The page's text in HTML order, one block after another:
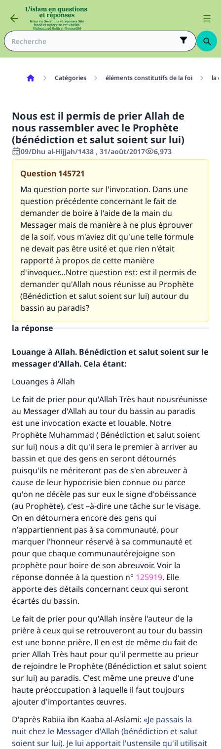
Catégories éléments constitutifs de la foi la
Nous est il permis de prier Allah de
nous rassembler avec le Prophète
(bénédiction et salut soient sur lui)
09/Dhu al-Hijjah/1438 , 31/août/2017 6,973
Question 145721
Ma question porte sur l'invocation. Dans une
question précédente concernant le fait de
demander de boire à l'aide de la main du
Messager mais de manière à ne plus éprouver
de la soif, vous m'aviez dit qu'une telle formule
ne devait pas être usité et que rien n'était
rapporté à propos de cette manière
d'invoquer…Notre question est: est il permis de
demander qu'Allah nous réunisse au Prophète
(Bénédiction et salut soient sur lui) autour du
bassin au paradis?
la réponse
Louange à Allah. Bénédiction et salut soient sur le
messager d'Allah. Cela étant:
Louanges à Allah
Le fait de prier pour qu'Allah Très haut nousréunisse
au Messager d'Allah au tour du bassin au paradis
est une invocation exacte et louable. Notre
Prophète Muhammad ( Bénédiction et salut soient
sur lui) nous a dit qu'il sera le premier à arriver au
bassin et que des gens en seront détournés
puisqu'ils ne mériteront pas de s'en abreuver à
cause de leur hypocrisie bien connue ou parce
qu'on ne décèle pas sur eux le signe d'obéissance
(au Prophète), c'est –à-dire une tâche sur le visage.
On en détournera encore des gens qui
n'appartiennent pas à sa communauté, pour
marquer l'honneur réservé à sa communauté et
pour que chaque communautérejoigne son
prophète pour boire de son abreuvoir. Voir la
réponse donnée à la question n° 125919. Elle
apporte des détails concernant ceux qui seront
écartés du bassin.
Le fait de prier pour qu'Allah insère l'auteur de la
prière à ceux qui se retrouveront au tour du bassin
est une bonne prière. Il en est de même du fait de
prier Allah Très haut pour qu'il permette au prieur
de rejoindre le Prophète (Bénédiction et salut soient
sur lui) au paradis. C'est même une preuve d'une
haute préoccupation à laquelle il faut toujours
ajouter d'importantes œuvres.
D'après Rabiia ibn Kaaba al-Aslami:
Je passais la
nuit chez le Messager d'Allah (bénédiction et salut
soient sur lui). Je lui apportait l'ustensile qu'il utilisait